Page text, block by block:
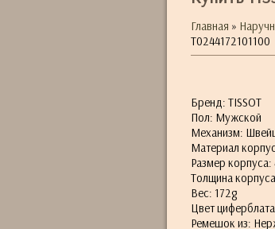
Главная »
T0244172101100
Бренд: TISSOT
Пол: Мужской
Механизм:
Материал
Размер
Толщина
Вес: 172g
Цвет
Ремешок из: